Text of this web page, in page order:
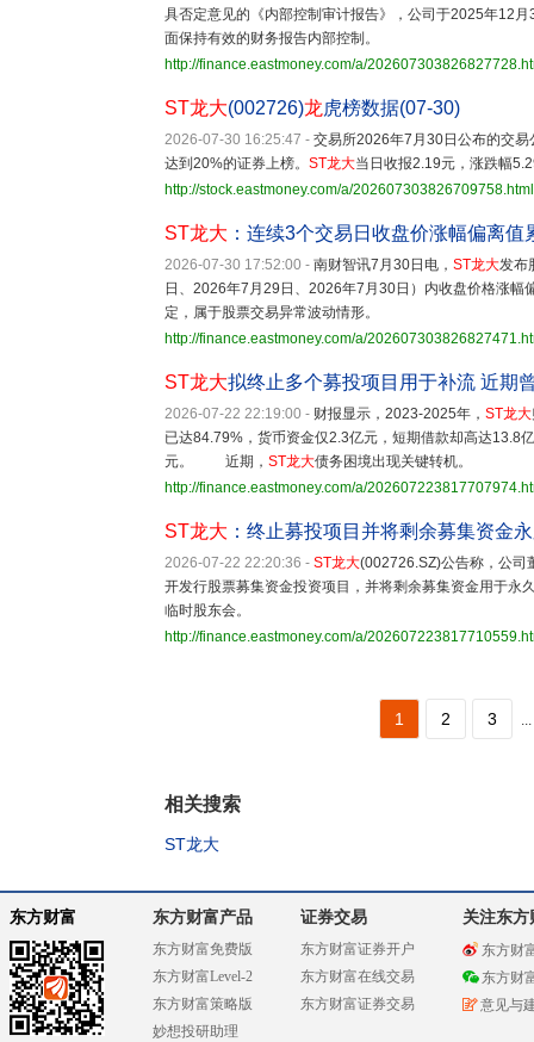
具否定意见的《内部控制审计报告》，公司于2025年12
面保持有效的财务报告内部控制。
http://finance.eastmoney.com/a/
ST龙大(002726)龙虎榜数据(07-30)
2026-07-30 16:25:47 - 交易所2026年7月30日公布的交易
达到20%的证券上榜。 ST龙大当日收报2.19元，涨跌幅
http://stock.eastmoney.com/a/202607303826709758.html
ST龙大 ：连续3个交易日收盘价涨幅偏离值
2026-07-30 17:52:00 - 南财智讯7月30日电， ST龙大发布
日、2026年7月29日、2026年7月30日）内收盘价格涨
定，属于股票交易异常波动情形。
http://finance.eastmoney.com/a/
ST龙大拟终止多个募投项目用于补流 近期
2026-07-22 22:19:00 - 财报显示，2023-2025年， ST龙大
已达84.79%，货币资金仅2.3亿元，短期借款却高达13.8
元。 近期， ST龙大债务困境出现关键转机。
http://finance.eastmoney.com/a/
ST龙大 ：终止募投项目并将剩余募集资金
2026-07-22 22:20:36 - ST龙大(002726.SZ)公告称，公司
开发行股票募集资金投资项目，并将剩余募集资金用于
临时股东会。
http://finance.eastmoney.com/a/
1 2 3 ...
相关搜索
ST龙大
东方财富 东方财富产品
东方财富免费版
东方财富Level-2
东方财富策略版
妙想投研助理
证券交易
东方财富证券开户
东方财富在线交易
东方财富证券交易
关注东方
东方财
东方财
意见与